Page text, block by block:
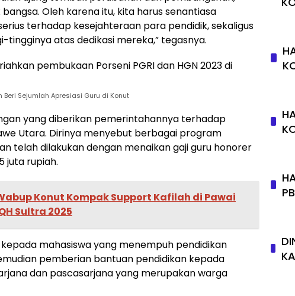
Oleh karena itu, kita harus senantiasa
terhadap kesejahteraan para pendidik, sekaligus
tingginya atas dedikasi mereka,” tegasnya.
Beri Sejumlah Apresiasi Guru di Konut
yang diberikan pemerintahannya terhadap
Utara. Dirinya menyebut berbagai program
telah dilakukan dengan menaikan gaji guru honorer
juta rupiah.
Konut Kompak Support Kafilah di Pawai
Sultra 2025
mahasiswa yang menempuh pendidikan
pemberian bantuan pendidikan kepada
dan pascasarjana yang merupakan warga